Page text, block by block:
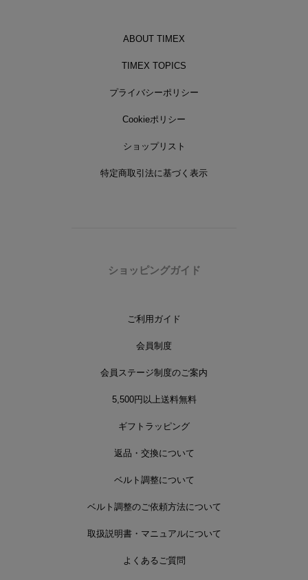
ABOUT TIMEX
TIMEX TOPICS
プライバシーポリシー
Cookieポリシー
ショップリスト
特定商取引法に基づく表示
ショッピングガイド
ご利用ガイド
会員制度
会員ステージ制度のご案内
5,500円以上送料無料
ギフトラッピング
返品・交換について
ベルト調整について
ベルト調整のご依頼方法について
取扱説明書・マニュアルについて
よくあるご質問